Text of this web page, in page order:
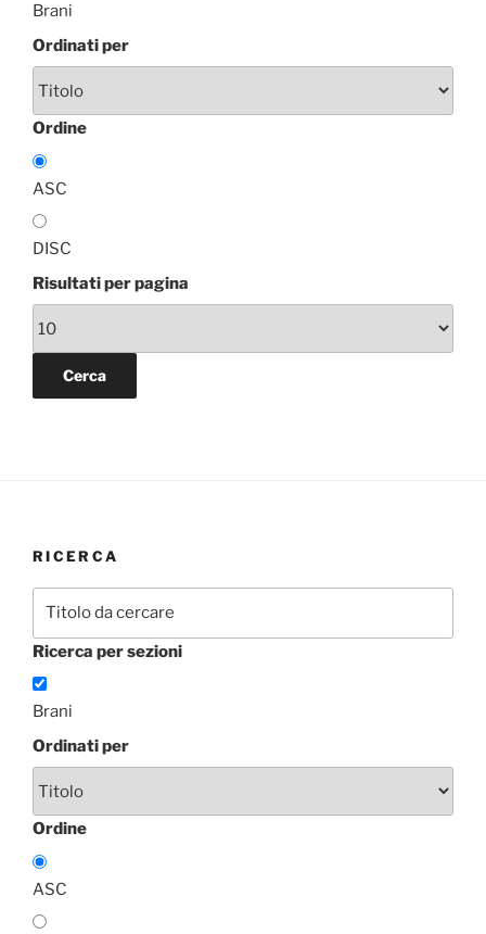
Brani
Ordinati per
Ordine
ASC
DISC
Risultati per pagina
RICERCA
Ricerca per sezioni
Brani
Ordinati per
Ordine
ASC